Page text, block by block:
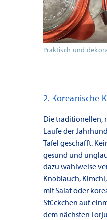
Praktisch und
2. Koreanische
Die traditionellen,
Laufe der
Tafel geschafft.
gesund und
dazu wahlweise
Knoblauch,
mit Salat oder
Stückchen auf
dem nächsten